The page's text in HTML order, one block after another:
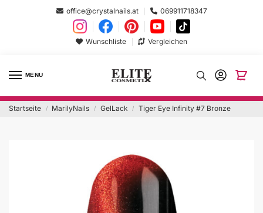
office@crystalnails.at 069911718347
Wunschliste Vergleichen
MENU
Startseite / MarilyNails / GelLack / Tiger Eye Infinity #7 Bronze